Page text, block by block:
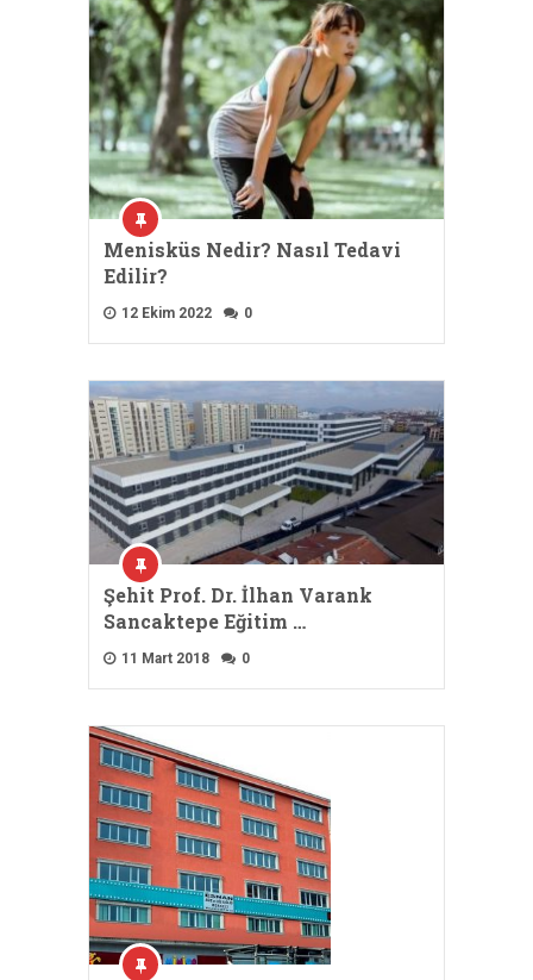
Menisküs Nedir? Nasıl Tedavi
Edilir?
12 Ekim 2022 0
Şehit Prof. Dr. İlhan Varank
Sancaktepe Eğitim …
11 Mart 2018 0